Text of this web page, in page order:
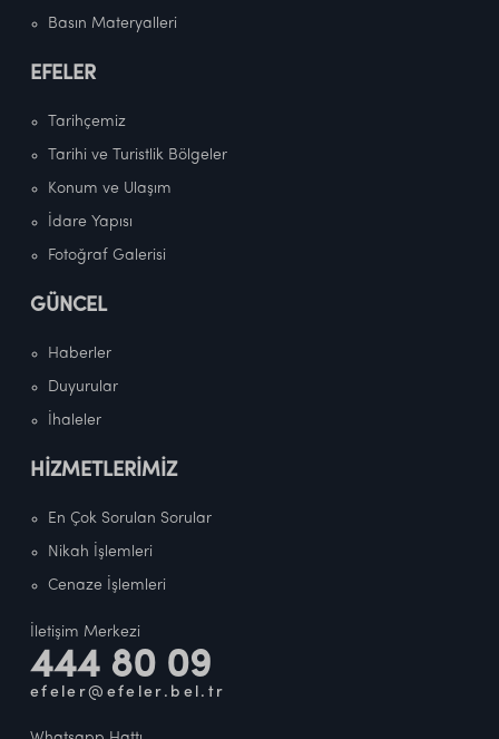
Basın Materyalleri
EFELER
Tarihçemiz
Tarihi ve Turistlik Bölgeler
Konum ve Ulaşım
İdare Yapısı
Fotoğraf Galerisi
GÜNCEL
Haberler
Duyurular
İhaleler
HİZMETLERİMİZ
En Çok Sorulan Sorular
Nikah İşlemleri
Cenaze İşlemleri
İletişim Merkezi
444 80 09
efeler@efeler.bel.tr